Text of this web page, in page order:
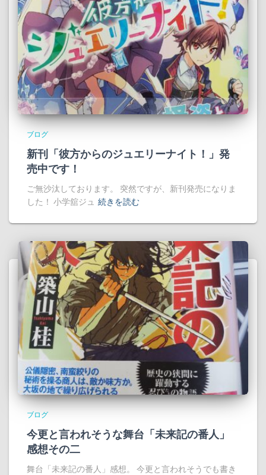
ブログ
新刊「彼方からのジュエリーナイト！」発
売中です！
ご無沙汰しております。 突然ですが、新刊発売になりま
した！ 小学舘ジュ 続きを読む
ブログ
今更と言われそうな舞台「未来記の番人」
感想その二
舞台「未来記の番人」感想。 今更と言われそうでも書き